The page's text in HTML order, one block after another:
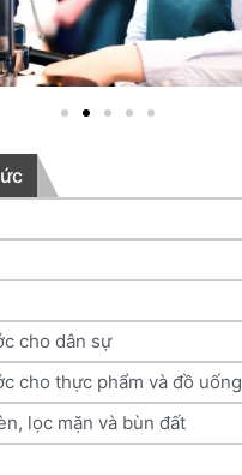
cho dân sự
cho thực phẩm và đồ uống
lọc mặn và bùn đất